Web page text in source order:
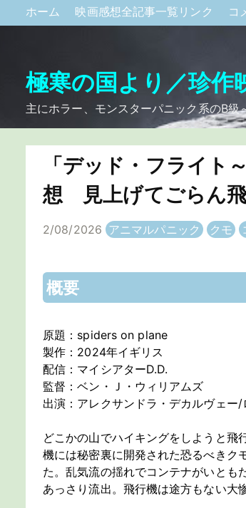
ホーム 映画感想全記事一覧リンク コ
極寒の国より／珍作
主にホラー、モンスターパニック系のB
「デッド・フライト
想 見上げてごらん
2/08/2026 アニマルパニック クモ
概要
原題：spiders on plane
製作：2024年イギリス
配信：マイシアターD.D.
監督：ベン・Ｊ・ウィリアムズ
出演：アレクサンドラ・デカルヴェー
どこかの山でハイキングをしようと飛
機には秘密裏に開発された恐るべきク
た。乱気流の揺れでコンテナがいとも
あっさり流出。飛行機は途方もない大